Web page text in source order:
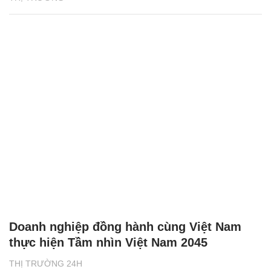
THỊ TRƯỜNG 24H
Doanh nghiệp đồng hành cùng Việt Nam
thực hiện Tầm nhìn Việt Nam 2045